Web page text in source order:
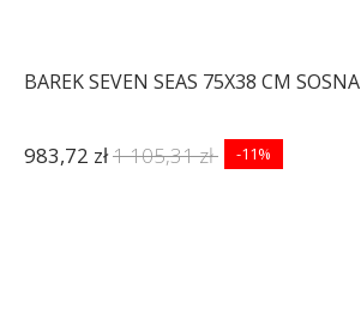
BAREK SEVEN SEAS 75X38 CM SOSNA
983,72 zł1 105,31 zł -11%